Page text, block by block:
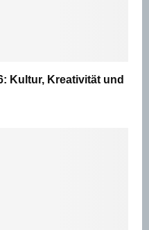
Kultur, Kreativität und